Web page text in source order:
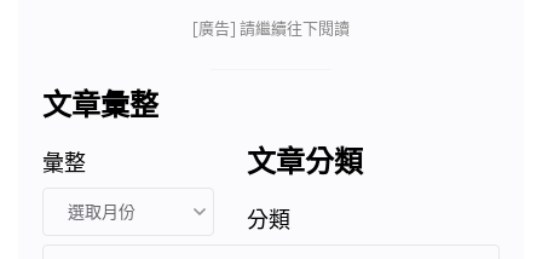
[廣告] 請繼續往下閱讀
文章彙整
彙整 文章分類
分類